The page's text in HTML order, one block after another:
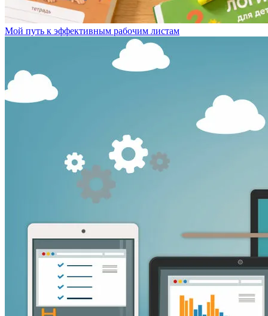
Мой путь к эффективным рабочим листам